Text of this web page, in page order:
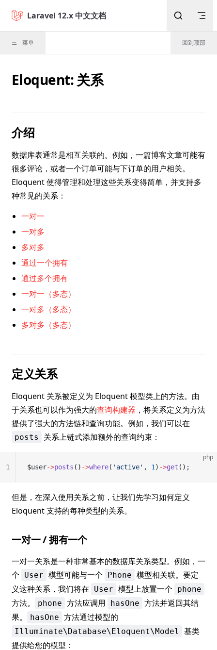
Skip to content
Laravel 12.x 中文文档
菜单 回到顶部
Eloquent: 关系
介绍
数据库表通常是相互关联的。例如，一篇博客文章可能有
很多评论，或者一个订单可能与下订单的用户相关。
Eloquent 使得管理和处理这些关系变得简单，并支持多
种常见的关系：
一对一
一对多
多对多
通过一个拥有
通过多个拥有
一对一（多态）
一对多（多态）
多对多（多态）
定义关系
Eloquent 关系被定义为 Eloquent 模型类上的方法。由
于关系也可以作为强大的查询构建器 ，将关系定义为方法
提供了强大的方法链和查询功能。例如，我们可以在
posts 关系上链式添加额外的查询约束：
php
$user->posts () ->where( 'active' , 1 ) ->get ();
1
但是，在深入使用关系之前，让我们先学习如何定义
Eloquent 支持的每种类型的关系。
一对一 / 拥有一个
一对一关系是一种非常基本的数据库关系类型。例如，一
个
User 模型可能与一个 Phone 模型相关联。要定
义这种关系，我们将在
User 模型上放置一个 phone
方法。 phone 方法应调用 hasOne 方法并返回其结
果。
hasOne 方法通过模型的
Illuminate\Database\Eloquent\Model
基类
提供给您的模型：